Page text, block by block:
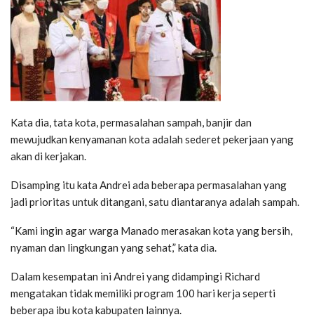
Kata dia, tata kota, permasalahan sampah, banjir dan
mewujudkan kenyamanan kota adalah sederet pekerjaan yang
akan di kerjakan.
Disamping itu kata Andrei ada beberapa permasalahan yang
jadi prioritas untuk ditangani, satu diantaranya adalah sampah.
“Kami ingin agar warga Manado merasakan kota yang bersih,
nyaman dan lingkungan yang sehat,” kata dia.
Dalam kesempatan ini Andrei yang didampingi Richard
mengatakan tidak memiliki program 100 hari kerja seperti
beberapa ibu kota kabupaten lainnya.